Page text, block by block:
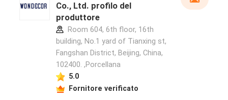
Co., Ltd. profilo del
produttore
Room 604, 6th floor, 16th
building, No.1 yard of Tianxing st,
Fangshan District, Beijing, China,
102400. ,Porcellana
5.0
Fornitore verificato